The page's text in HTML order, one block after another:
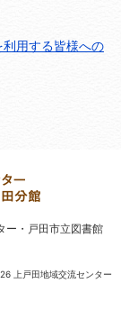
用する皆様への
上戸田地域交流センター
ー・戸田市立図書館